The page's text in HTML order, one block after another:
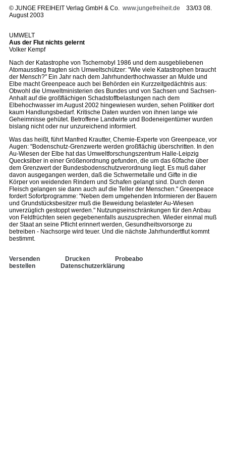
© JUNGE FREIHEIT Verlag GmbH & Co. www.jungefreiheit.de 33/03 08.
August 2003
UMWELT
Aus der Flut nichts gelernt
Volker Kempf
Nach der Katastrophe von Tschernobyl 1986 und dem ausgebliebenen
Atomausstieg fragten sich Umweltschützer: "Wie viele Katastrophen braucht
der Mensch?" Ein Jahr nach dem Jahrhunderthochwasser an Mulde und
Elbe macht Greenpeace auch bei Behörden ein Kurzzeitgedächtnis aus:
Obwohl die Umweltministerien des Bundes und von Sachsen und Sachsen-
Anhalt auf die großflächigen Schadstoffbelastungen nach dem
Elbehochwasser im August 2002 hingewiesen wurden, sehen Politiker dort
kaum Handlungsbedarf. Kritische Daten wurden von ihnen lange wie
Geheimnisse gehütet. Betroffene Landwirte und Bodeneigentümer wurden
bislang nicht oder nur unzureichend informiert.
Was das heißt, führt Manfred Krautter, Chemie-Experte von Greenpeace, vor
Augen: "Bodenschutz-Grenzwerte werden großflächig überschritten. In den
Au-Wiesen der Elbe hat das Umweltforschungszentrum Halle-Leipzig
Quecksilber in einer Größenordnung gefunden, die um das 60fache über
dem Grenzwert der Bundesbodenschutzverordnung liegt. Es muß daher
davon ausgegangen werden, daß die Schwermetalle und Gifte in die
Körper von weidenden Rindern und Schafen gelangt sind. Durch deren
Fleisch gelangen sie dann auch auf die Teller der Menschen." Greenpeace
fordert Sofortprogramme: "Neben dem umgehenden Informieren der Bauern
und Grundstücksbesitzer muß die Beweidung belasteter Au-Wiesen
unverzüglich gestoppt werden." Nutzungseinschränkungen für den Anbau
von Feldfrüchten seien gegebenenfalls auszusprechen. Wieder einmal muß
der Staat an seine Pflicht erinnert werden, Gesundheitsvorsorge zu
betreiben - Nachsorge wird teuer. Und die nächste Jahrhundertflut kommt
bestimmt.
Versenden Drucken
Probeabo
bestellen
Datenschutzerklärung